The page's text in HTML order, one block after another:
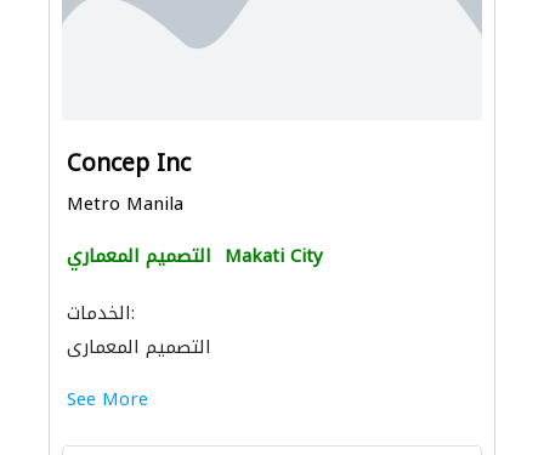
Concep Inc
Metro Manila
التصميم المعماري Makati City
الخدمات:
التصميم المعماري
See More